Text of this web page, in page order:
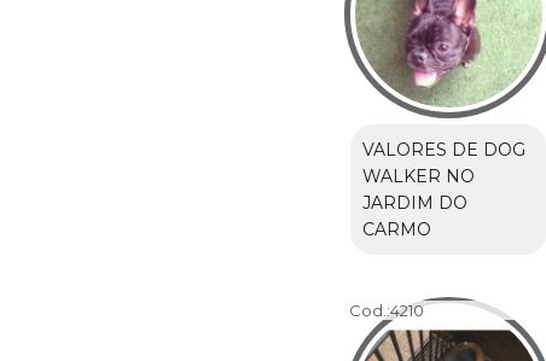
VALORES DE DOG
WALKER NO
JARDIM DO
CARMO
Cod.:4210